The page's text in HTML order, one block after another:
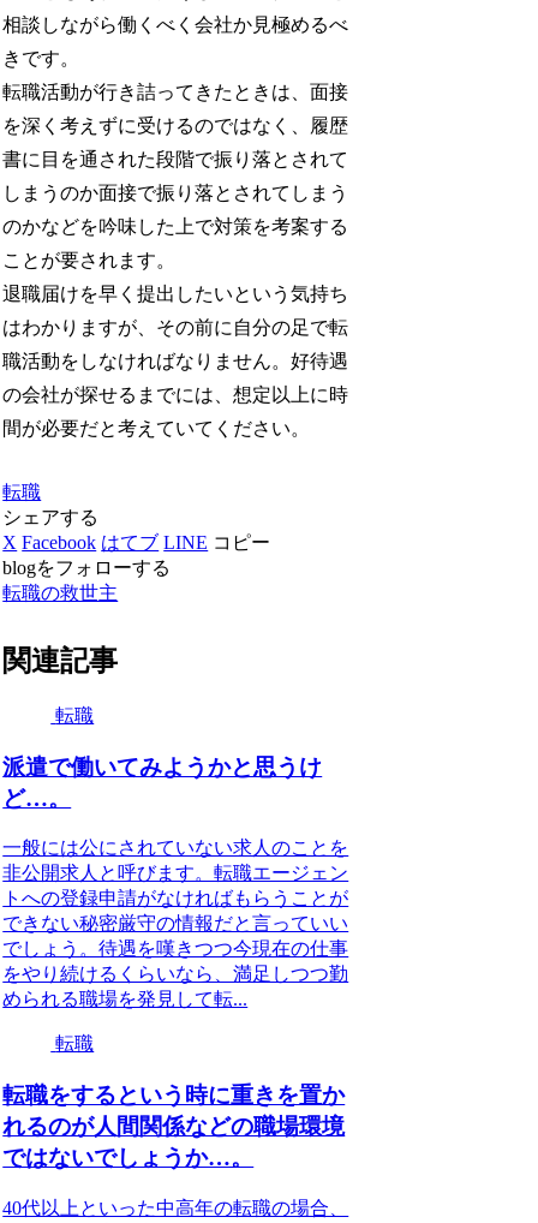
相談しながら働くべく会社か見極めるべ
きです。
転職活動が行き詰ってきたときは、面接
を深く考えずに受けるのではなく、履歴
書に目を通された段階で振り落とされて
しまうのか面接で振り落とされてしまう
のかなどを吟味した上で対策を考案する
ことが要されます。
退職届けを早く提出したいという気持ち
はわかりますが、その前に自分の足で転
職活動をしなければなりません。好待遇
の会社が探せるまでには、想定以上に時
間が必要だと考えていてください。
転職
シェアする
X Facebook はてブ LINE コピー
blogをフォローする
転職の救世主
関連記事
転職
派遣で働いてみようかと思うけ
ど…。
一般には公にされていない求人のことを
非公開求人と呼びます。転職エージェン
トへの登録申請がなければもらうことが
できない秘密厳守の情報だと言っていい
でしょう。待遇を嘆きつつ今現在の仕事
をやり続けるくらいなら、満足しつつ勤
められる職場を発見して転...
転職
転職をするという時に重きを置か
れるのが人間関係などの職場環境
ではないでしょうか…。
40代以上といった中高年の転職の場合、